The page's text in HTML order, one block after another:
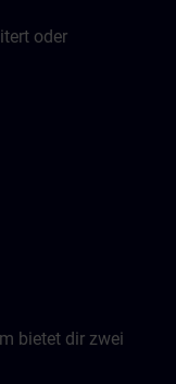
oder
bietet dir zwei